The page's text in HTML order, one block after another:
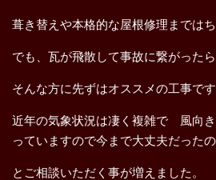
葺き替えや本格的な屋根修理まではち
でも、瓦が飛散して事故に繋がったら
そんな方に先ずはオススメの工事です
近年の気象状況は凄く複雑で 風向
っていますので今まで大丈夫だったの
とご相談いただく事が増えました。